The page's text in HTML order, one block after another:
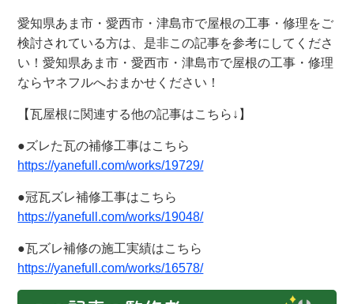
愛知県あま市・愛西市・津島市で屋根の工事・修理をご
検討されている方は、是非この記事を参考にしてくださ
い！愛知県あま市・愛西市・津島市で屋根の工事・修理
ならヤネフルへおまかせください！
【瓦屋根に関連する他の記事はこちら↓】
●ズレた瓦の補修工事はこちら
https://yanefull.com/works/19729/
●冠瓦ズレ補修工事はこちら
https://yanefull.com/works/19048/
●瓦ズレ補修の施工実績はこちら
https://yanefull.com/works/16578/